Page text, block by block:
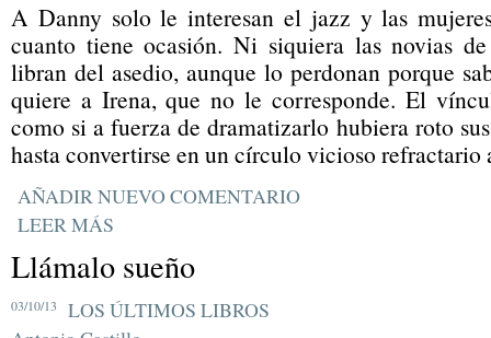
A Danny solo le interesan el jazz y las
cuanto tiene ocasión. Ni siquiera las novias
libran del asedio, aunque lo perdonan porque
quiere a Irena, que no le corresponde. El
como si a fuerza de dramatizarlo hubiera roto
hasta convertirse en un círculo vicioso refractario
AÑADIR NUEVO COMENTARIO
LEER MÁS
Llámalo sueño
03/10/13
LOS ÚLTIMOS LIBROS